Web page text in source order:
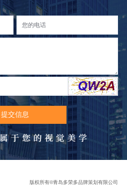
版权所有©青岛多荣多品牌策划有限公司